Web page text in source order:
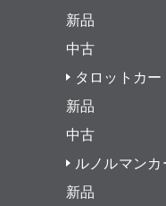
新品
中古
タロットカー
新品
中古
ルノルマンカ
新品